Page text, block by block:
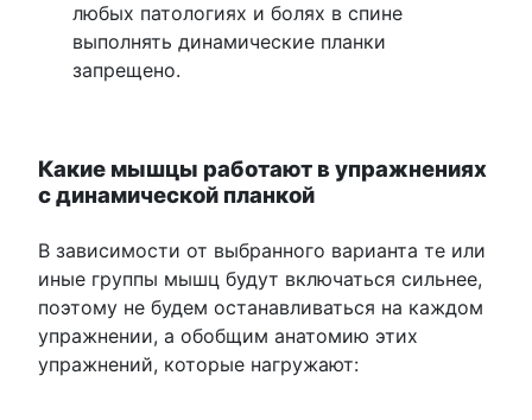
любых патологиях и болях в спине
выполнять динамические планки
запрещено.
Какие мышцы работают в упражнениях
с динамической планкой
В зависимости от выбранного варианта те или
иные группы мышц будут включаться сильнее,
поэтому не будем останавливаться на каждом
упражнении, а обобщим анатомию этих
упражнений, которые нагружают: